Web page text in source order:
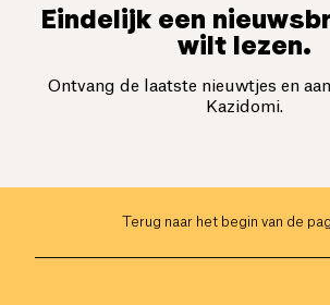
Eindelijk een
wilt lezen.
Ontvang de laatste nieuwtjes en
Kazidomi.
Terug naar het begin van de